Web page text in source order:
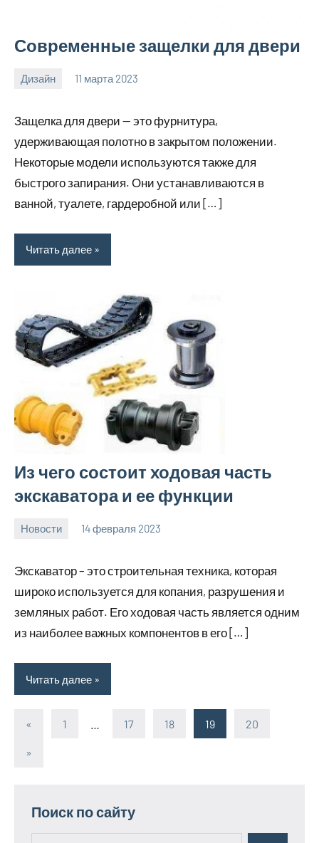
Современные защелки для двери
Дизайн 11 марта 2023
home_teplo_r
Нет
Защелка для двери — это фурнитура,
удерживающая полотно в закрытом положении.
Некоторые модели используются также для
быстрого запирания. Они устанавливаются в
ванной, туалете, гардеробной или […]
Читать далее
Из чего состоит ходовая часть
экскаватора и ее функции
Новости 14 февраля 2023
Экскаватор – это строительная техника, которая
широко используется для копания, разрушения и
земляных работ. Его ходовая часть является одним
из наиболее важных компонентов в его […]
Читать далее
«
Предыдущие
1 17 18 19 20
Следующие
»
Поиск по сайту